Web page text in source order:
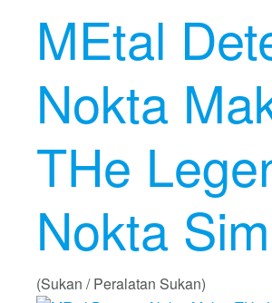
MEtal
Nokta
THe
Nokta
(Sukan / Peralatan Sukan)